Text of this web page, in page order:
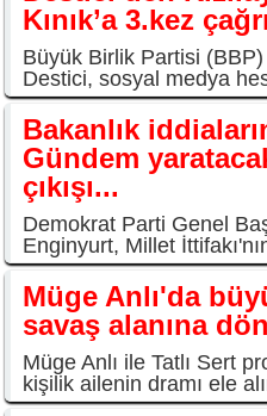
Kınık’a 3.kez çağrı
Büyük Birlik Partisi
Destici, sosyal medya
Bakanlık
Gündem
çıkışı...
Demokrat Parti Genel
Enginyurt, Millet
Müge Anlı'da
savaş alanına
Müge Anlı ile Tatlı Sert
kişilik ailenin dramı ele